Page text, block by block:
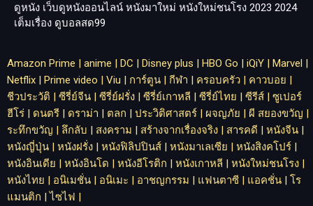
ดูหนัง เว็บดูหนังออนไลน์ หนังมาใหม่ หนังใหม่ชนโรง 2023 2024
เต็มเรื่อง ดูบอลสด99
Amazon Prime | anime | DC | Disney plus | HBO Go | iQiY | Marvel |
Netflix | Prime video | Viu | การ์ตูน | กีฬา | ครอบครัว | คาวบอย |
ชีวประวัติ | ซีรี่ย์จีน | ซีรี่ย์ฝรั่ง | ซีรี่ย์เกาหลี | ซีรี่ย์ไทย | ซีรีส์ | ซูเปอร์
ฮีโร่ | ดนตรี | ดราม่า | ตลก | ประวิติศาสตร์ | ผจญภัย | ผี สยองขวัญ |
ระทึกขวัญ | ลึกลับ | สงคราม | สร้างจากเรื่องจริง | สารคดี | หนังจีน |
หนังญี่ปุ่น | หนังฝรั่ง | หนังฟิลิปปินส์ | หนังมาเลเซีย | หนังสิงคโปร์ |
หนังอินเดีย | หนังอินโด | หนังอีโรติก | หนังเกาหลี | หนังใหม่ชนโรง |
หนังไทย | อนิเมชั่น | อนิเมะ | อาชญกรรม | แฟนตาซี | แอคชั่น | โร
แมนติก |ไซไฟ |